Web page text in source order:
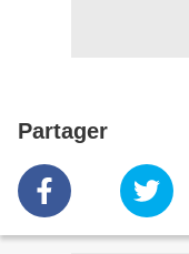
Partager